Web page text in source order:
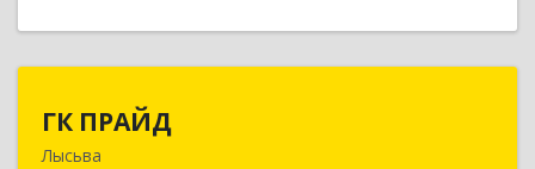
ГК ПРАЙД
Лысьва618909, Пермский край, Лысьва г, Репина ул,